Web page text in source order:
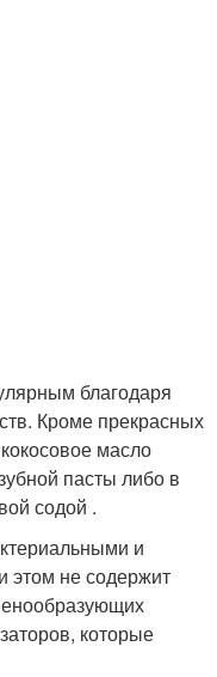
благодаря
Кроме прекрасных
масло
пасты либо в
содой .
и
этом не содержит
которые